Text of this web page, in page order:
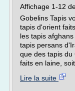
Affichage 1-12
Gobelins Tapis
tapis d'orient
les tapis
tapis persans
que des tapis du
faits en laine,
Lire la suite